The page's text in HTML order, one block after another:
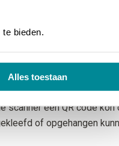
bieden.
Alles toestaan
in een donkere
het label weerkaatst de
alleen voor een
scanner een QR code kon
of opgehangen